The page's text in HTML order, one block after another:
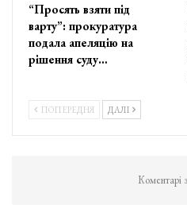
“Просять взяти під
варту”: прокуратура
подала апеляцію на
рішення суду…
ПОПЕРЕДНЯ ДАЛІ
Коментарі